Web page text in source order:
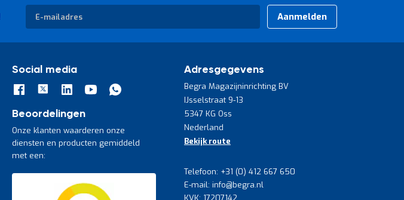
Abonneer
op
onze
Aanmelden
Social media
Beoordelingen
Onze klanten waarderen onze
diensten en producten gemiddeld
met een:
Adresgegevens
Begra Magazijninrichting BV
IJsselstraat 9-13
5347 KG Oss
Nederland
Bekijk route
Telefoon: +31 (0) 412 667 650
E-mail: info@begra.nl
KVK: 17207142